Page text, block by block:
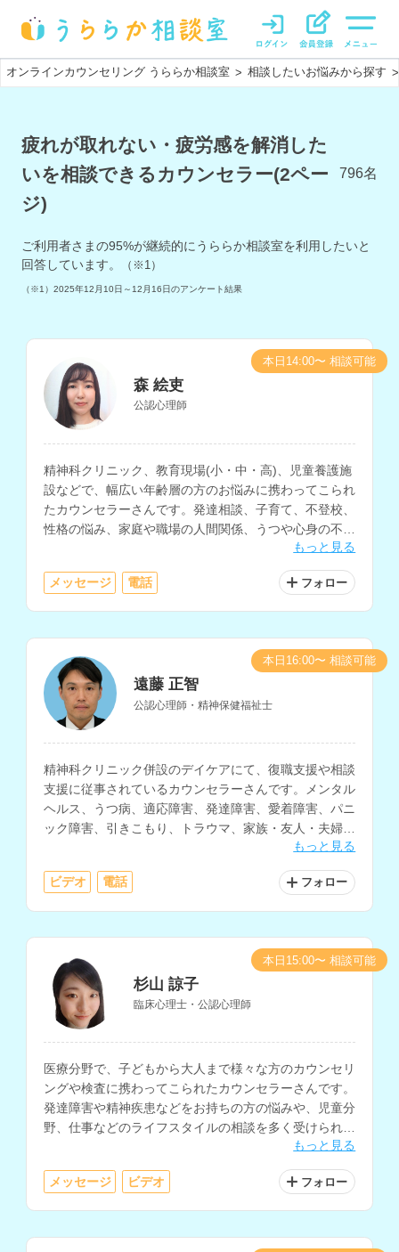
オンラインカウンセリング うららか相談室 > 相談したいお悩みから探す >
疲れが取れない・疲労感を解消した
いを相談できるカウンセラー(2ペー
ジ)
796名
ご利用者さまの95%が継続的にうららか相談室を利用したいと
回答しています。
（※1）
（※1） 2025年12月10日～12月16日のアンケート結果
森 絵吏
公認心理師
精神科クリニック、教育現場(小・中・高)、児童養護施
設などで、幅広い年齢層の方のお悩みに携わってこられ
たカウンセラーさんです。発達相談、子育て、不登校、
性格の悩み、家庭や職場の人間関係、うつや心身の不
調、自己理解や生きにくさ等に関する相談を多く経験さ
もっと見る
メッセージ 電話 フォロー
本日14:00〜 相談可能
遠藤 正智
公認心理師・精神保健福祉士
精神科クリニック併設のデイケアにて、復職支援や相談
支援に従事されているカウンセラーさんです。メンタル
ヘルス、うつ病、適応障害、発達障害、愛着障害、パニ
ック障害、引きこもり、トラウマ、家族・友人・夫婦・
職場等の人間関係、生きづらさについての相談などに対
もっと見る
ビデオ 電話 フォロー
本日16:00〜 相談可能
杉山 諒子
臨床心理士・公認心理師
医療分野で、子どもから大人まで様々な方のカウンセリ
ングや検査に携わってこられたカウンセラーさんです。
発達障害や精神疾患などをお持ちの方の悩みや、児童分
野、仕事などのライフスタイルの相談を多く受けられて
もっと見る
メッセージ ビデオ フォロー
本日15:00〜 相談可能